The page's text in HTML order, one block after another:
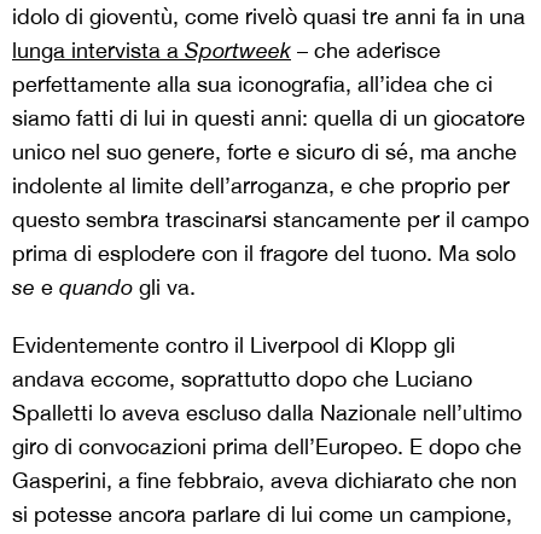
idolo di gioventù, come rivelò quasi tre anni fa in una
lunga intervista a Sportweek – che aderisce
perfettamente alla sua iconografia, all’idea che ci
siamo fatti di lui in questi anni: quella di un giocatore
unico nel suo genere, forte e sicuro di sé, ma anche
indolente al limite dell’arroganza, e che proprio per
questo sembra trascinarsi stancamente per il campo
prima di esplodere con il fragore del tuono. Ma solo
se e quando gli va.
Evidentemente contro il Liverpool di Klopp gli
andava eccome, soprattutto dopo che Luciano
Spalletti lo aveva escluso dalla Nazionale nell’ultimo
giro di convocazioni prima dell’Europeo. E dopo che
Gasperini, a fine febbraio, aveva dichiarato che non
si potesse ancora parlare di lui come un campione,